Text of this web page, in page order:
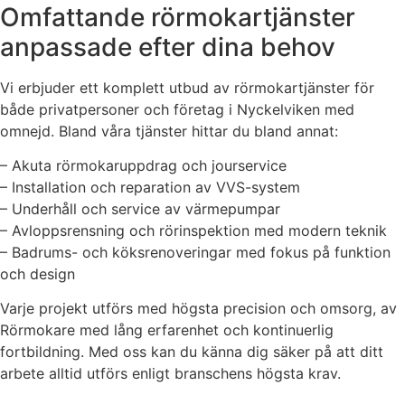
Omfattande rörmokartjänster
anpassade efter dina behov
Vi erbjuder ett komplett utbud av rörmokartjänster för
både privatpersoner och företag i Nyckelviken med
omnejd. Bland våra tjänster hittar du bland annat:
– Akuta rörmokaruppdrag och jourservice
– Installation och reparation av VVS-system
– Underhåll och service av värmepumpar
– Avloppsrensning och rörinspektion med modern teknik
– Badrums- och köksrenoveringar med fokus på funktion
och design
Varje projekt utförs med högsta precision och omsorg, av
Rörmokare med lång erfarenhet och kontinuerlig
fortbildning. Med oss kan du känna dig säker på att ditt
arbete alltid utförs enligt branschens högsta krav.